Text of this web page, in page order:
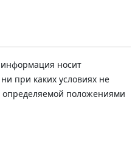
информация носит
при каких условиях не
определяемой положениями